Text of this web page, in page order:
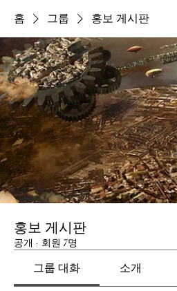
홈 그룹 홍보 게시판
홍보 게시판
공개 · 회원 7명
그룹 대화 소개